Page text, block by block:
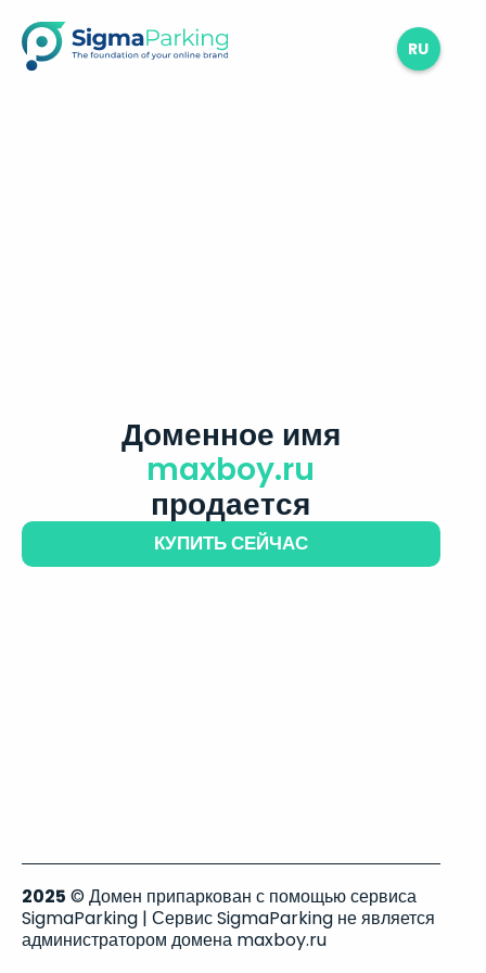
RU
Доменное имя
maxboy.ru
продается
КУПИТЬ СЕЙЧАС
2025 © Домен припаркован с помощью сервиса
SigmaParking | Сервис SigmaParking не является
администратором домена maxboy.ru